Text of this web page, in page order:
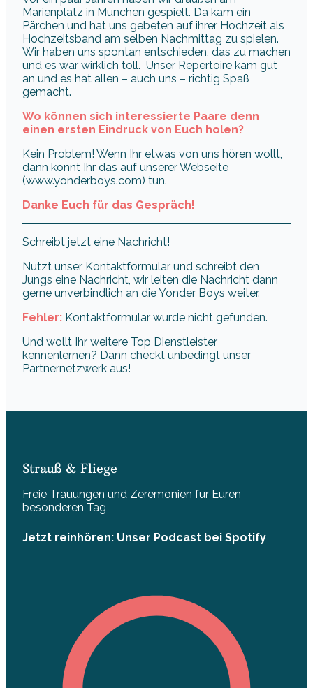
Marienplatz in München gespielt. Da kam ein
Pärchen und hat uns gebeten auf ihrer Hochzeit als
Hochzeitsband am selben Nachmittag zu spielen.
Wir haben uns spontan entschieden, das zu machen
und es war wirklich toll. Unser Repertoire kam gut
an und es hat allen – auch uns – richtig Spaß
gemacht.
Wo können sich interessierte Paare denn
einen ersten Eindruck von Euch holen?
Kein Problem! Wenn Ihr etwas von uns hören wollt,
dann könnt Ihr das auf unserer Webseite
(www.yonderboys.com) tun.
Danke Euch für das Gespräch!
Schreibt jetzt eine Nachricht!
Nutzt unser Kontaktformular und schreibt den
Jungs eine Nachricht, wir leiten die Nachricht dann
gerne unverbindlich an die Yonder Boys weiter.
Fehler: Kontaktformular wurde nicht gefunden.
Und wollt Ihr weitere Top Dienstleister
kennenlernen? Dann checkt unbedingt unser
Partnernetzwerk aus!
Strauß & Fliege
Freie Trauungen und Zeremonien für Euren
besonderen Tag
Jetzt reinhören: Unser Podcast bei Spotify